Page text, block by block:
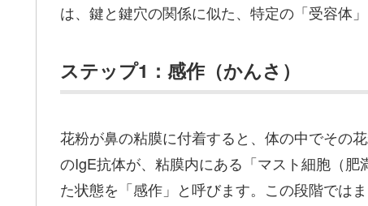
は、鍵と鍵穴の関係に似た、特定の「受容体
ステップ1：感作（かんさ）
花粉が鼻の粘膜に付着すると、体の中でその
のIgE抗体が、粘膜内にある「マスト細胞（
た状態を「感作」と呼びます。この段階ではま